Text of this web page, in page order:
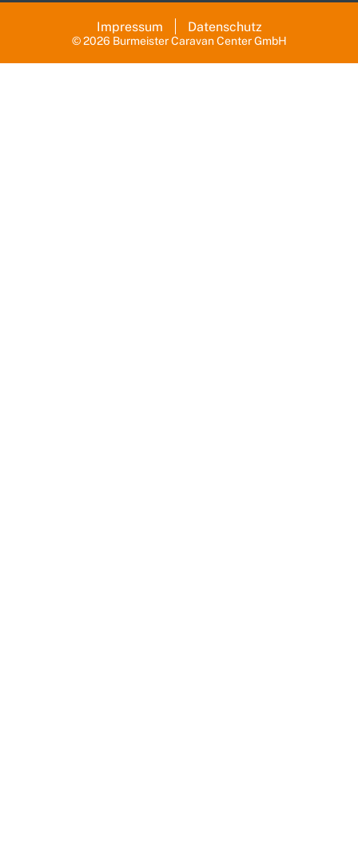
© 2026 Burmeister Caravan Center GmbH
Impressum Datenschutz